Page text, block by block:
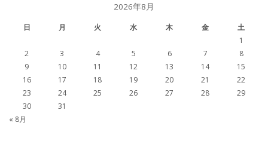
2026年8月
日 月 火 水 木 金
土
1
2
3 4 5 6 7
8
9
10 11 12 13 14
15
16
17 18 19 20 21
22
23
24 25 26 27 28
29
30
31
« 8月